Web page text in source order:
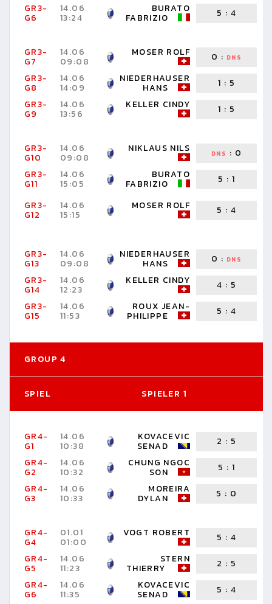
GR3-
G6
14.06
13:24
BURATO
FABRIZIO 5 : 4
GR3-
G7
14.06
09:08
MOSER ROLF 0 : DNS
GR3-
G8
14.06
14:09
NIEDERHAUSER
HANS 1 : 5
GR3-
G9
14.06
13:56
KELLER CINDY 1 : 5
GR3-
G10
14.06
09:08
NIKLAUS NILS DNS : 0
GR3-
G11
14.06
15:05
BURATO
FABRIZIO 5 : 1
GR3-
G12
14.06
15:15
MOSER ROLF 5 : 4
GR3-
G13
14.06
09:08
NIEDERHAUSER
HANS 0 : DNS
GR3-
G14
14.06
12:23
KELLER CINDY 4 : 5
GR3-
G15
14.06
11:53
ROUX JEAN-
PHILIPPE 5 : 4
GROUP 4
SPIEL SPIELER 1
GR4-
G1
14.06
10:38
KOVACEVIC
SENAD 2 : 5
GR4-
G2
14.06
10:32
CHUNG NGOC
SON 5 : 1
GR4-
G3
14.06
10:33
MOREIRA
DYLAN 5 : 0
GR4-
G4
01.01
01:00
VOGT ROBERT 5 : 4
GR4-
G5
14.06
11:23
STERN
THIERRY 2 : 5
GR4-
G6
14.06
11:35
KOVACEVIC
SENAD 5 : 4